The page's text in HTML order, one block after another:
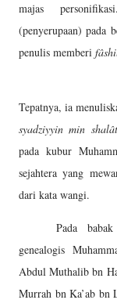
majas
(penyerupaan) pada
penulis memberi
Tepatnya, ia
syadziyyin min
pada kubur
sejahtera yang
dari kata wangi.
Pada
genealogis
Abdul Muthalib bn
Murrah bn Ka’ab